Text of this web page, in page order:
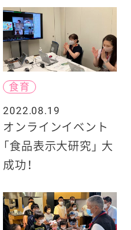
食育
2022.08.19
オンラインイベント
「食品表示大研究」 大
成功！